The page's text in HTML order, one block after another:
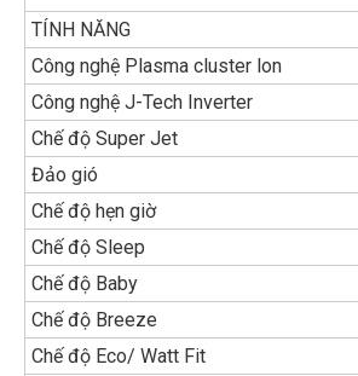
TÍNH NĂNG
Công nghệ Plasma cluster lon
Công nghệ J-Tech Inverter
Chế độ Super Jet
Đảo gió
Chế độ hẹn giờ
Chế độ Sleep
Chế độ Baby
Chế độ Breeze
Chế độ Eco/ Watt Fit